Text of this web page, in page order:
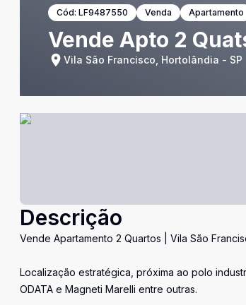
Cód: LF9487550 Venda Apartamento
Vende Apto 2
Vila São Francisco, Hortolândia - SP
Descrição
Vende Apartamento 2 Quartos | Vila São
Localização estratégica, próxima ao polo
ODATA e Magneti Marelli entre outras.